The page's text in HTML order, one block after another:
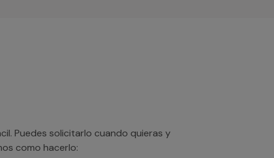
Puedes solicitarlo cuando quieras y
como hacerlo: